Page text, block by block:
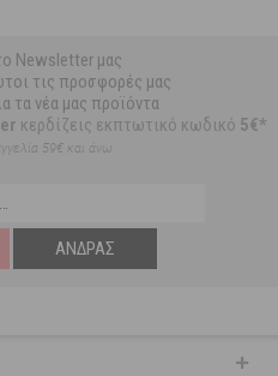
Newsletter μας
τις προσφορές μας
τα νέα μας προϊόντα
κερδίζεις εκπτωτικό κωδικό 5€*
59€ και άνω
ΆΝΔΡΑΣ